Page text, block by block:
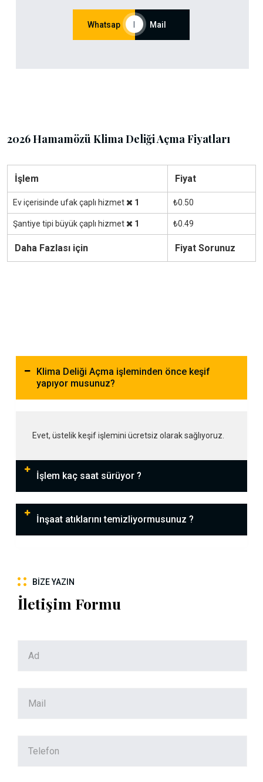
Whatsap | Mail
2026 Hamamözü Klima Deliği Açma Fiyatları
İşlem Fiyat
Ev içerisinde ufak çaplı hizmet 1 ₺0.50
Şantiye tipi büyük çaplı hizmet 1 ₺0.49
Daha Fazlası için Fiyat Sorunuz
Klima Deliği Açma işleminden önce keşif
yapıyor musunuz?
Evet, üstelik keşif işlemini ücretsiz olarak sağlıyoruz.
İşlem kaç saat sürüyor ?
İnşaat atıklarını temizliyormusunuz ?
BIZE YAZIN
İletişim Formu